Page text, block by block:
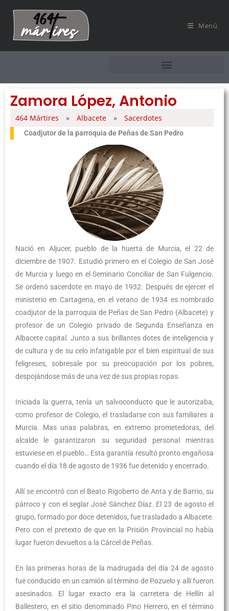
Menú
Zamora López, Antonio
464 Mártires » Albacete » Sacerdotes
Coadjutor de la parroquia de Peñas de San Pedro
Nació en Aljucer, pueblo de la huerta de Murcia, el 22 de
diciembre de 1907. Estudió primero en el Colegio de San José
de Murcia y luego en el Seminario Conciliar de San Fulgencio.
Se ordenó sacerdote en mayo de 1932. Después de ejercer el
ministerio en Cartagena, en el verano de 1934 es nombrado
coadjutor de la parroquia de Peñas de San Pedro (Albacete) y
profesor de un Colegio privado de Segunda Enseñanza en
Albacete capital. Junto a sus brillantes dotes de inteligencia y
de cultura y de su celo infatigable por el bien espiritual de sus
feligreses, sobresale por su preocupación por los pobres,
despojándose más de una vez de sus propias ropas.
Iniciada la guerra, tenía un salvoconducto que le autorizaba,
como profesor de Colegio, el trasladarse con sus familiares a
Murcia. Mas unas palabras, en extremo prometedoras, del
alcalde le garantizaron su seguridad personal mientras
estuviese en el pueblo… Esta garantía resultó pronto engañosa
cuando el día 18 de agosto de 1936 fue detenido y encerrado.
Allí se encontró con el Beato Rigoberto de Anta y de Barrio, su
párroco y con el seglar José Sánchez Díaz. El 23 de agosto el
grupo, formado por doce detenidos, fue trasladado a Albacete.
Pero con el pretexto de que en la Prisión Provincial no había
lugar fueron devueltos a la Cárcel de Peñas.
En las primeras horas de la madrugada del día 24 de agosto
fue conducido en un camión al término de Pozuelo y allí fueron
asesinados. El lugar exacto era la carretera de Hellín al
Ballestero, en el sitio denominado Pino Herrero, en el término